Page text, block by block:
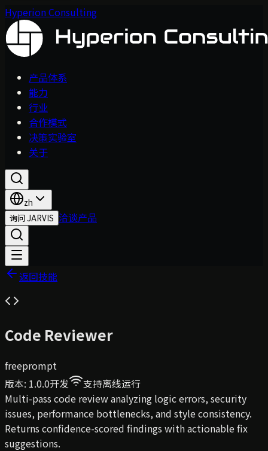
Hyperion Consulting
产品体系
能力
行业
合作模式
决策实验室
关于
zh
询问 JARVIS 洽谈产品
返回技能
Code Reviewer
freeprompt
版本: 1.0.0开发
支持离线运行
Multi-pass code review analyzing logic errors, security
issues, performance bottlenecks, and style consistency.
Returns confidence-scored findings with actionable fix
suggestions.